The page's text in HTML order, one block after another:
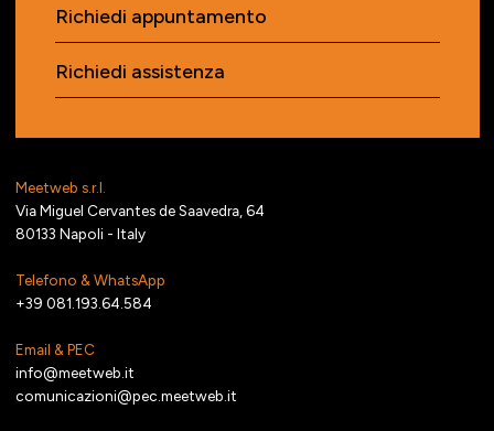
Meetweb s.r.l.
Via Miguel Cervantes de Saavedra, 64
80133 Napoli - Italy
Telefono & WhatsApp
+39 081.193.64.584
Email & PEC
info@meetweb.it
comunicazioni@pec.meetweb.it
Richiedi appuntamento
Richiedi assistenza